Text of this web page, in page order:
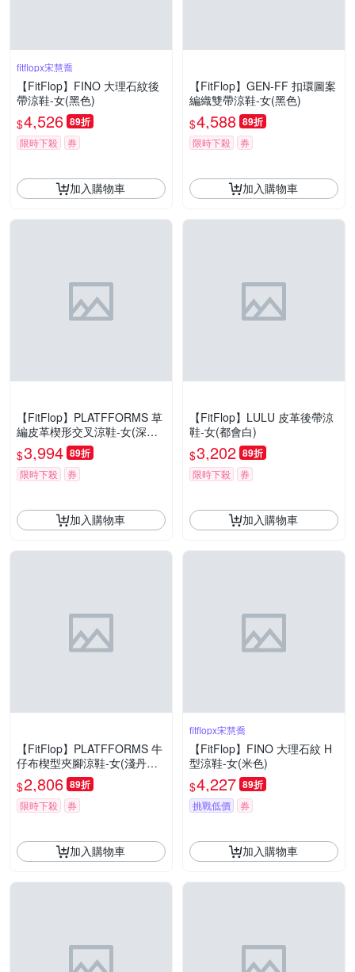
fitflopx宋慧喬
【FitFlop】FINO 大理石紋後
帶涼鞋-女(黑色)
$4,526 89折
限時下殺 券
加入購物車
【FitFlop】GEN-FF 扣環圖案
編織雙帶涼鞋-女(黑色)
$4,588 89折
限時下殺 券
加入購物車
【FitFlop】PLATFFORMS 草
編皮革楔形交叉涼鞋-女(深棕
褐色)
$3,994 89折
限時下殺 券
加入購物車
【FitFlop】LULU 皮革後帶涼
鞋-女(都會白)
$3,202 89折
限時下殺 券
加入購物車
【FitFlop】PLATFFORMS 牛
仔布楔型夾腳涼鞋-女(淺丹寧
色)
$2,806 89折
限時下殺 券
加入購物車
fitflopx宋慧喬
【FitFlop】FINO 大理石紋 H
型涼鞋-女(米色)
$4,227 89折
挑戰低價 券
加入購物車